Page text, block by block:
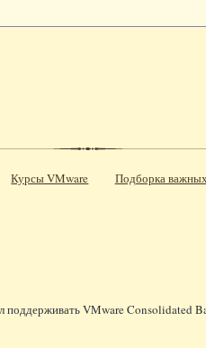
Курсы VMware Подборка
поддерживать VMware Consolidated